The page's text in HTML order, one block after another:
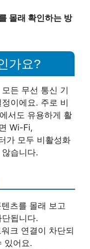
몰래 확인하는 방
가요?
든 무선 통신 기
이에요. 주로 비
서도 유용하게 활
Wi-Fi,
가 모두 비활성화
습니다.
츠를 몰래 보고
됩니다.
크 연결이 차단되
있어요.